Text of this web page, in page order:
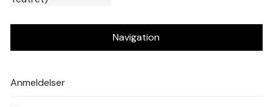
Navigation
Anmeldelser